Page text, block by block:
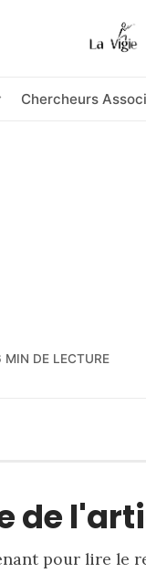
Chercheurs
MIN DE LECTURE
de
pour lire le